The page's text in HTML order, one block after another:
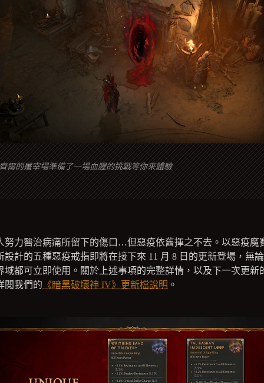
爾的屠宰場準備了一場血腥的挑戰等你來體驗
努力醫治病痛所留下的傷口…但惡疫依舊揮之不去。以惡疫魔
設計的五種惡疫戒指即將在接下來 11 月 8 日的更新登場，無
域都可立即使用。關於上述事項的完整詳情，以及下一次更新
閱我們的 《暗黑破壞神 IV》更新檔說明 。